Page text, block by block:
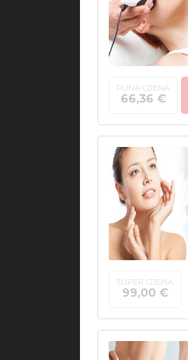
PUNA CIJENA
66,36 €
SUPER CIJENA
99,00 €